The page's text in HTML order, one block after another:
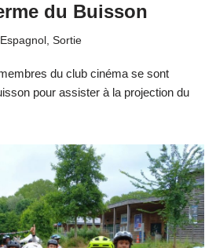
du Buisson
Espagnol , Sortie
du club cinéma se sont
pour assister à la projection du